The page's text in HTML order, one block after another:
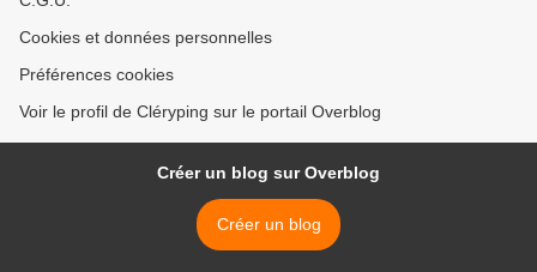
Cookies et données personnelles
Préférences cookies
Voir le profil de Cléryping sur le portail Overblog
Créer un blog sur Overblog
Créer un blog